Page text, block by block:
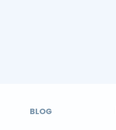
BLOG